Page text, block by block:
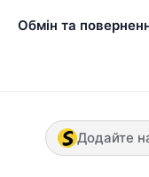
Обмін та
Додайте